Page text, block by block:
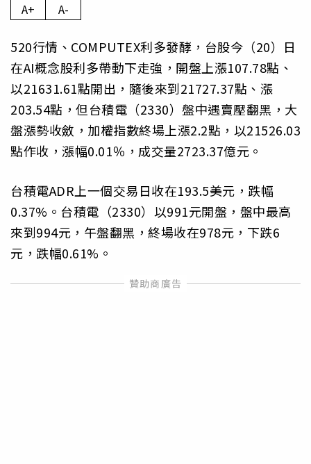
A+ A-
520行情、COMPUTEX利多發酵，台股今（20）日
在AI概念股利多帶動下走強，開盤上漲107.78點、
以21631.61點開出，隨後來到21727.37點、漲
203.54點，但台積電（2330）盤中遇賣壓翻黑，大
盤漲勢收斂，加權指數終場上漲2.2點，以21526.03
點作收，漲幅0.01％，成交量2723.37億元。
台積電ADR上一個交易日收在193.5美元，跌幅
0.37%。台積電（2330）以991元開盤，盤中最高
來到994元，午盤翻黑，終場收在978元，下跌6
元，跌幅0.61%。